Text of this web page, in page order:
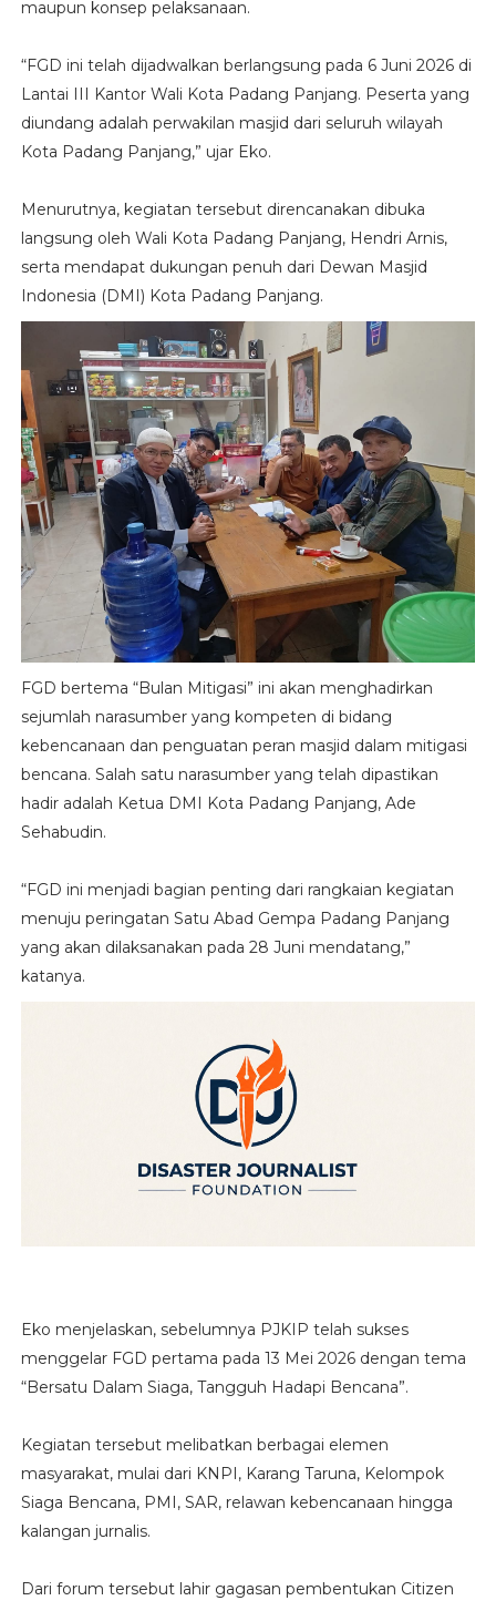
maupun konsep pelaksanaan.
“FGD ini telah dijadwalkan berlangsung pada 6 Juni 2026 di
Lantai III Kantor Wali Kota Padang Panjang. Peserta yang
diundang adalah perwakilan masjid dari seluruh wilayah
Kota Padang Panjang,” ujar Eko.
Menurutnya, kegiatan tersebut direncanakan dibuka
langsung oleh Wali Kota Padang Panjang, Hendri Arnis,
serta mendapat dukungan penuh dari Dewan Masjid
Indonesia (DMI) Kota Padang Panjang.
FGD bertema “Bulan Mitigasi” ini akan menghadirkan
sejumlah narasumber yang kompeten di bidang
kebencanaan dan penguatan peran masjid dalam mitigasi
bencana. Salah satu narasumber yang telah dipastikan
hadir adalah Ketua DMI Kota Padang Panjang, Ade
Sehabudin.
“FGD ini menjadi bagian penting dari rangkaian kegiatan
menuju peringatan Satu Abad Gempa Padang Panjang
yang akan dilaksanakan pada 28 Juni mendatang,”
katanya.
Eko menjelaskan, sebelumnya PJKIP telah sukses
menggelar FGD pertama pada 13 Mei 2026 dengan tema
“Bersatu Dalam Siaga, Tangguh Hadapi Bencana”.
Kegiatan tersebut melibatkan berbagai elemen
masyarakat, mulai dari KNPI, Karang Taruna, Kelompok
Siaga Bencana, PMI, SAR, relawan kebencanaan hingga
kalangan jurnalis.
Dari forum tersebut lahir gagasan pembentukan Citizen